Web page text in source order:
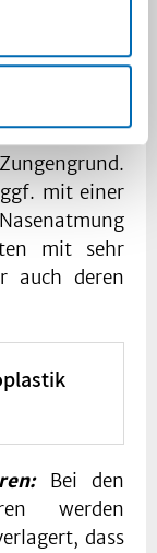
um so
des
Verfahren
mit einer
mit sehr
auch deren
,
Bei den
werden
dass